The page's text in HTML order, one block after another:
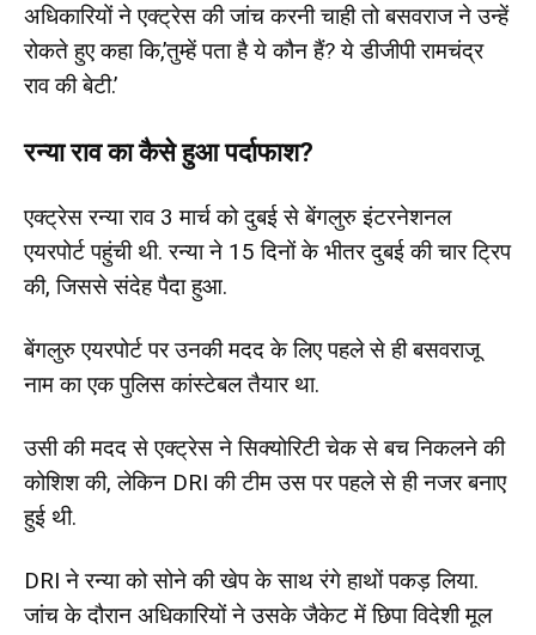
अधिकारियों ने एक्ट्रेस की जांच करनी चाही तो बसवराज ने उन्हें
रोकते हुए कहा कि,’तुम्हें पता है ये कौन हैं? ये डीजीपी रामचंद्र
राव की बेटी.’
रन्या राव का कैसे हुआ पर्दाफाश?
एक्ट्रेस रन्या राव 3 मार्च को दुबई से बेंगलुरु इंटरनेशनल
एयरपोर्ट पहुंची थी. रन्या ने 15 दिनों के भीतर दुबई की चार ट्रिप
की, जिससे संदेह पैदा हुआ.
बेंगलुरु एयरपोर्ट पर उनकी मदद के लिए पहले से ही बसवराजू
नाम का एक पुलिस कांस्टेबल तैयार था.
उसी की मदद से एक्ट्रेस ने सिक्योरिटी चेक से बच निकलने की
कोशिश की, लेकिन DRI की टीम उस पर पहले से ही नजर बनाए
हुई थी.
DRI ने रन्या को सोने की खेप के साथ रंगे हाथों पकड़ लिया.
जांच के दौरान अधिकारियों ने उसके जैकेट में छिपा विदेशी मूल